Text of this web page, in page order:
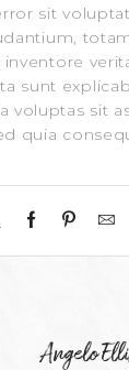
sit
sunt
voluptas sit
quia
Angelo